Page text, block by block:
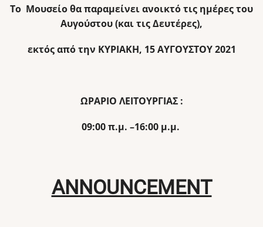
Το Μουσείο θα παραμείνει ανοικτό τις ημέρες του
Αυγούστου (και τις Δευτέρες),
εκτός από την ΚΥΡΙΑΚΗ, 15 ΑΥΓΟΥΣΤΟΥ 2021
ΩΡΑΡΙΟ ΛΕΙΤΟΥΡΓΙΑΣ :
09:00 π.μ. –16:00 μ.μ.
ANNOUNCEMENT